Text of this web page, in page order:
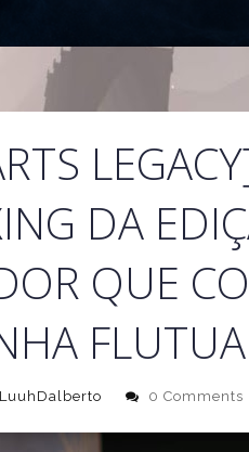
DA
QUE
0 Comments